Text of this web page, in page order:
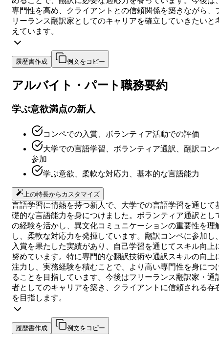
専門性を高め、クライアントとの信頼関係を築きながら、
リーランス翻訳家としてのキャリアを確立していきたいと
えています。
履歴書作成 例文をコピー
アルバイト・パート職務要約
学ぶ意欲満点の新人
コンペでの入賞、ボランティア活動での評価
大学での言語学習、ボランティア通訳、翻訳コン
参加
学ぶ意欲、柔軟な対応力、基本的な言語能力
上の特長からカスタマイズ
言語学習に情熱を持つ新人で、大学での言語学習を通じて
礎的な言語能力を身につけました。ボランティア通訳とし
の経験を活かし、異文化コミュニケーションの重要性を理
し、柔軟な対応力を発揮しています。翻訳コンペに参加し
入賞を果たした実績があり、自己学習を通じてスキル向上
努めています。特に専門的な翻訳技術や通訳スキルの向上
注力し、実務経験を積むことで、より高い専門性を身につ
ることを目指しています。今後はフリーランス翻訳家・通
者としてのキャリアを築き、クライアントに信頼される存
を目指します。
履歴書作成 例文をコピー